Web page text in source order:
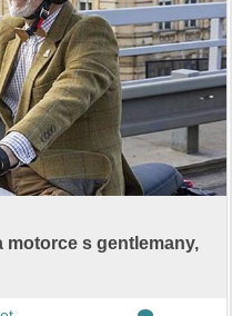
motorce s gentlemany,